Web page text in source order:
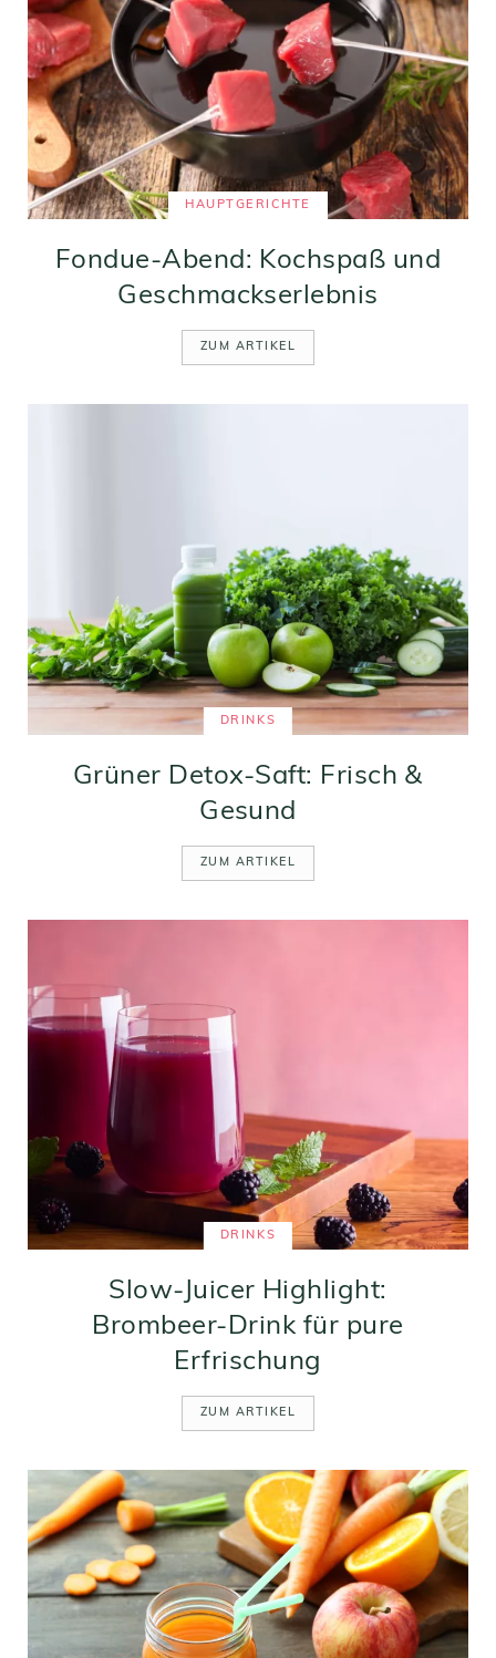
HAUPTGERICHTE
Fondue-Abend: Kochspaß und
Geschmackserlebnis
ZUM ARTIKEL
DRINKS
Grüner Detox-Saft: Frisch &
Gesund
ZUM ARTIKEL
DRINKS
Slow-Juicer Highlight:
Brombeer-Drink für pure
Erfrischung
ZUM ARTIKEL